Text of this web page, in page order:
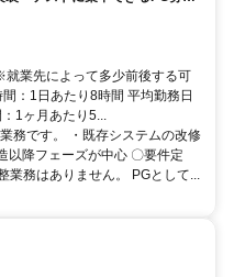
業先によって多少前後する可
：1日あたり8時間 平均勤務日
1ヶ月あたり5...
務です。 ・既存システムの改修
以降フェーズが中心 〇要件定
務はありません。 PGとして...